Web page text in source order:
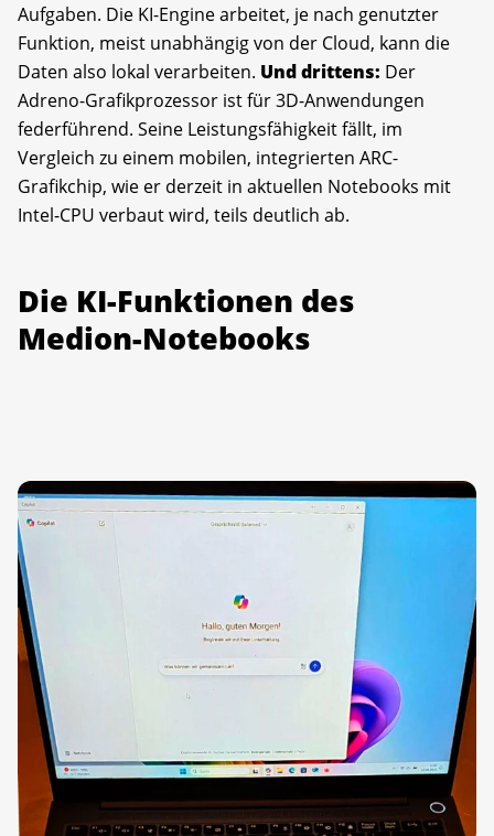
Aufgaben. Die KI-Engine arbeitet, je nach genutzter
Funktion, meist unabhängig von der Cloud, kann die
Daten also lokal verarbeiten. Und drittens: Der
Adreno-Grafikprozessor ist für 3D-Anwendungen
federführend. Seine Leistungsfähigkeit fällt, im
Vergleich zu einem mobilen, integrierten ARC-
Grafikchip, wie er derzeit in aktuellen Notebooks mit
Intel-CPU verbaut wird, teils deutlich ab.
Die KI-Funktionen des
Medion-Notebooks